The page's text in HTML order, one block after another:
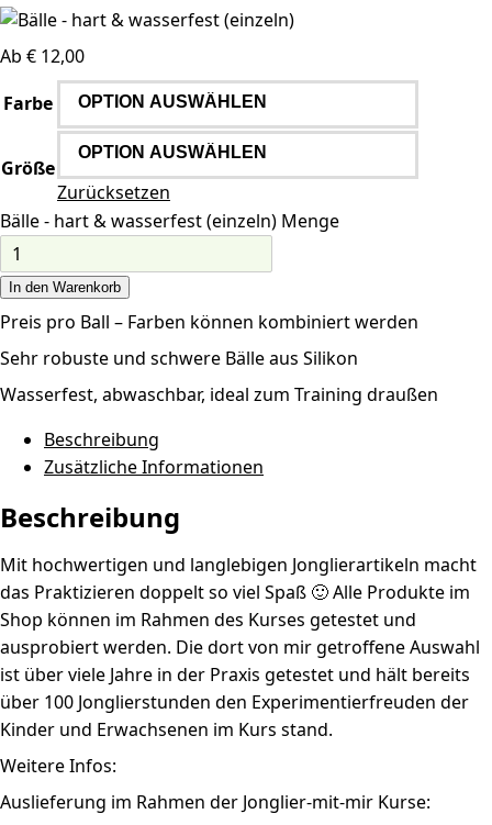
Ab € 12,00
Farbe
Größe
Zurücksetzen
Bälle - hart & wasserfest (einzeln) Menge
In den Warenkorb
Preis pro Ball – Farben können kombiniert werden
Sehr robuste und schwere Bälle aus Silikon
Wasserfest, abwaschbar, ideal zum Training draußen
Beschreibung
Zusätzliche Informationen
Beschreibung
Mit hochwertigen und langlebigen Jonglierartikeln macht
das Praktizieren doppelt so viel Spaß 🙂 Alle Produkte im
Shop können im Rahmen des Kurses getestet und
ausprobiert werden. Die dort von mir getroffene Auswahl
ist über viele Jahre in der Praxis getestet und hält bereits
über 100 Jonglierstunden den Experimentierfreuden der
Kinder und Erwachsenen im Kurs stand.
Weitere Infos:
Auslieferung im Rahmen der Jonglier-mit-mir Kurse: